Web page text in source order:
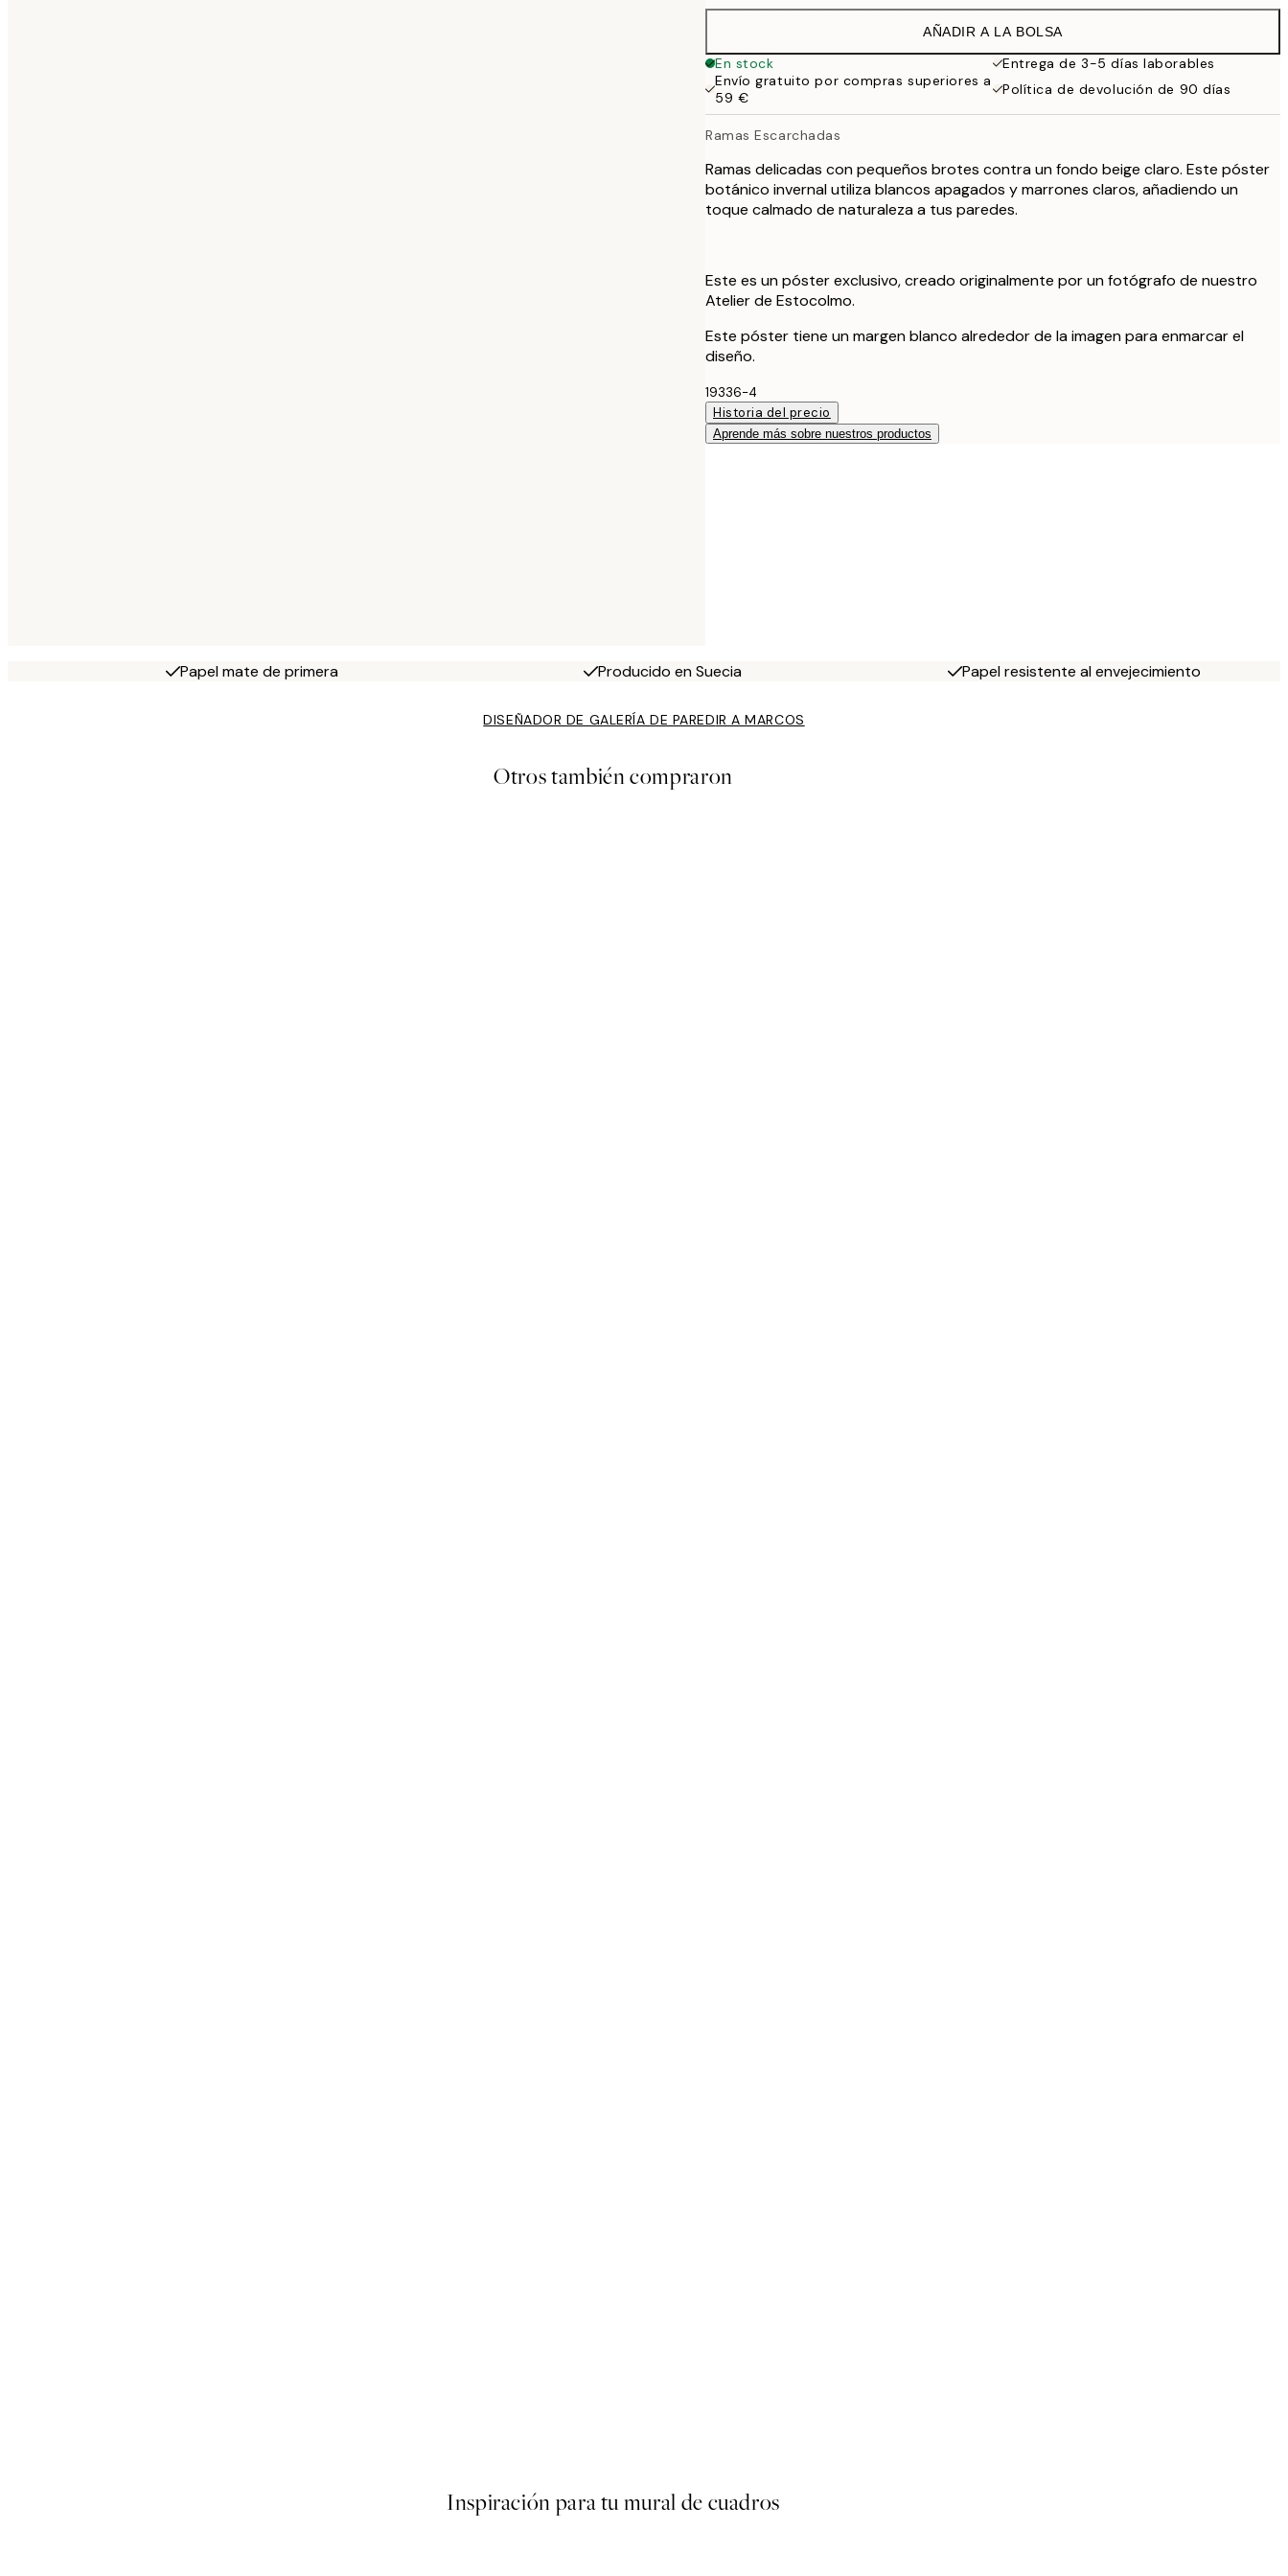
19,95 €
32,45 €
AÑADIR A LA BOLSA
En stock
Entrega de 3-5 días laborables
Envío gratuito por compras superiores a
59 €
Política de devolución de 90 días
Ramas Escarchadas
Ramas delicadas con pequeños brotes contra un fondo beige claro. Este póster
botánico invernal utiliza blancos apagados y marrones claros, añadiendo un
toque calmado de naturaleza a tus paredes.
Este es un póster exclusivo, creado originalmente por un fotógrafo de nuestro
Atelier de Estocolmo.
Este póster tiene un margen blanco alrededor de la imagen para enmarcar el
diseño.
19336-4
Historia del precio
Aprende más sobre nuestros productos
Papel mate de primera Producido en Suecia Papel resistente al envejecimiento
DISEÑADOR DE GALERÍA DE PAREDIR A MARCOS
Otros también compraron
Inspiración para tu mural de cuadros